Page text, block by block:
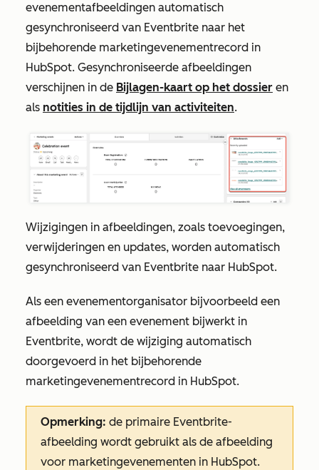
evenementafbeeldingen automatisch
gesynchroniseerd van Eventbrite naar het
bijbehorende marketingevenementrecord in
HubSpot. Gesynchroniseerde afbeeldingen
verschijnen in de Bijlagen-kaart op het dossier en
als notities in de tijdlijn van activiteiten.
Wijzigingen in afbeeldingen, zoals toevoegingen,
verwijderingen en updates, worden automatisch
gesynchroniseerd van Eventbrite naar HubSpot.
Als een evenementorganisator bijvoorbeeld een
afbeelding van een evenement bijwerkt in
Eventbrite, wordt de wijziging automatisch
doorgevoerd in het bijbehorende
marketingevenementrecord in HubSpot.
Opmerking: de primaire Eventbrite-
afbeelding wordt gebruikt als de afbeelding
voor marketingevenementen in HubSpot.